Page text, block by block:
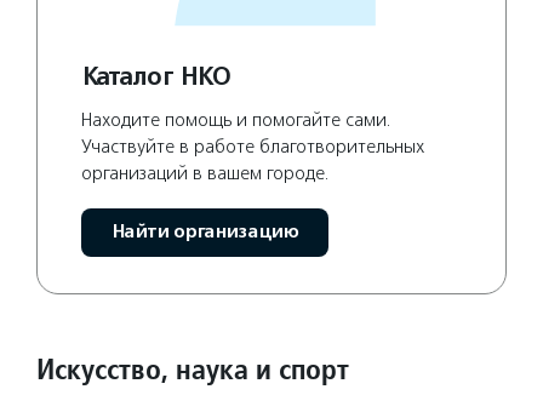
Каталог НКО
Находите помощь и помогайте сами.
Участвуйте в работе благотворительных
организаций в вашем городе.
Найти организацию
Искусство, наука и спорт